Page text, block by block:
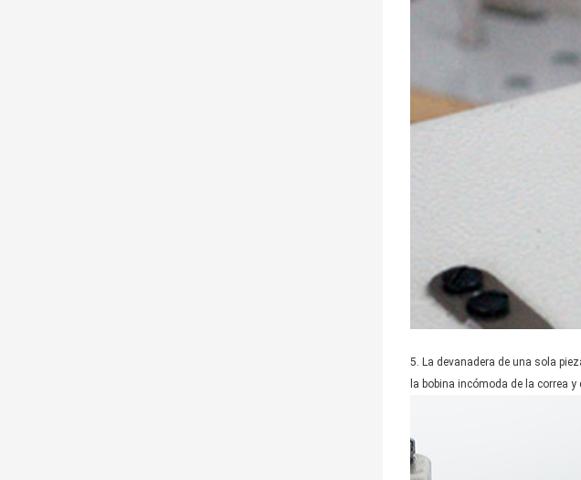
5. La devanadera de una sola
la bobina incómoda de la correa